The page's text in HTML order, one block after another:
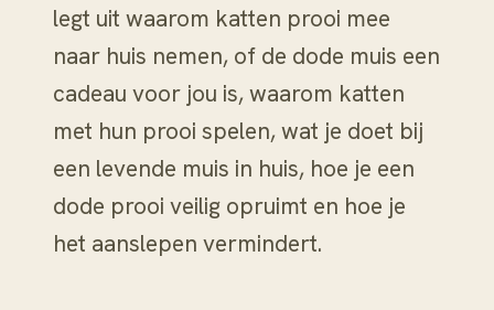
legt uit waarom katten prooi mee
naar huis nemen, of de dode muis een
cadeau voor jou is, waarom katten
met hun prooi spelen, wat je doet bij
een levende muis in huis, hoe je een
dode prooi veilig opruimt en hoe je
het aanslepen vermindert.